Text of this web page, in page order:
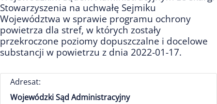
Stowarzyszenia na uchwałę Sejmiku
Województwa w sprawie programu ochrony
powietrza dla stref, w których zostały
przekroczone poziomy dopuszczalne i docelowe
substancji w powietrzu z dnia 2022-01-17.
Adresat:
Wojewódzki Sąd Administracyjny